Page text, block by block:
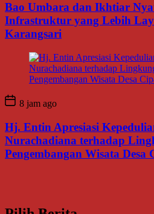
Bao Umbara dan Ikhtiar
Infrastruktur yang Lebih
Karangsari
8 jam ago
Hj. Entin Apresiasi
Nurachadiana terhadap
Pengembangan Wisata Desa